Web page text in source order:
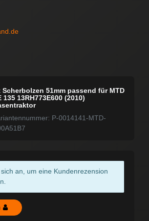
Scherbolzen 51mm passend für MTD
135 13RH773E600 (2010)
P-0014141-MTD-
an, um eine Kundenrezension